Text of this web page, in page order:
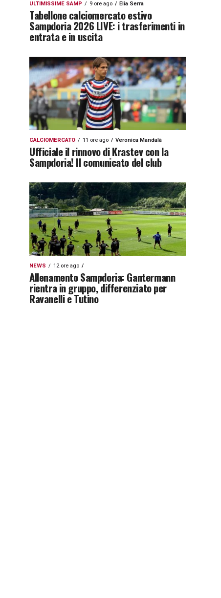
ULTIMISSIME SAMP 9 ore ago Elia Serra
Tabellone calciomercato estivo
Sampdoria 2026 LIVE: i trasferimenti in
entrata e in uscita
CALCIOMERCATO 11 ore ago Veronica Mandalà
Ufficiale il rinnovo di Krastev con la
Sampdoria! Il comunicato del club
NEWS 12 ore ago
Allenamento Sampdoria: Gantermann
rientra in gruppo, differenziato per
Ravanelli e Tutino